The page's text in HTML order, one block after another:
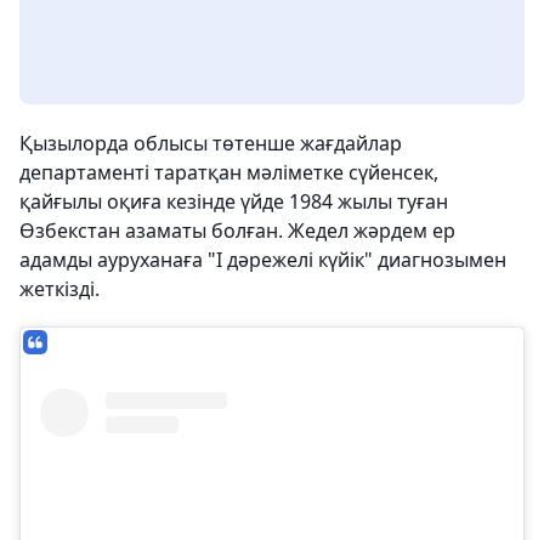
Қызылорда облысы төтенше жағдайлар
департаменті таратқан мәліметке сүйенсек,
қайғылы оқиға кезінде үйде 1984 жылы туған
Өзбекстан азаматы болған. Жедел жәрдем ер
адамды ауруханаға "І дәрежелі күйік" диагнозымен
жеткізді.